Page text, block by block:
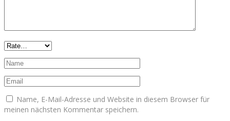
Name, E-Mail-Adresse und Website in diesem Browser für
meinen nächsten Kommentar speichern.